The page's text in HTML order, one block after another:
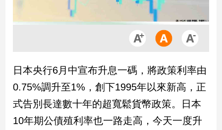
品
治
焦
點
品
日本央行6月中宣布升息一碼，將政策利率由
0.75%調升至1%，創下1995年以來新高，正
式告別長達數十年的超寬鬆貨幣政策。日本
10年期公債殖利率也一路走高，今天一度升